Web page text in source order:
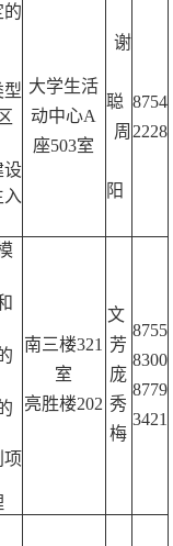
的
型
设
大学生活
动中心A
座503室
谢
聪
周
阳
8754
2228
项
南三楼321
室
亮胜楼202
文
芳
庞
秀
梅
8755
8300
8779
3421